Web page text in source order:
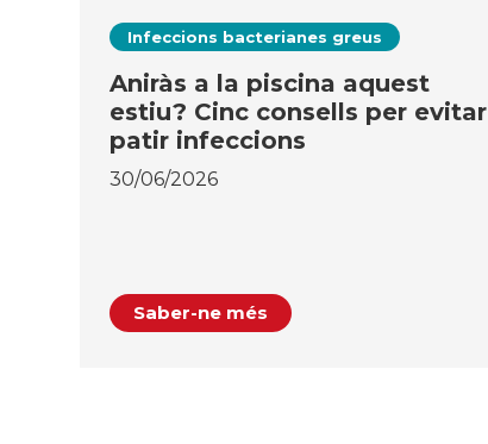
Infeccions bacterianes greus
Aniràs a la piscina aquest
estiu? Cinc consells per evitar
patir infeccions
30/06/2026
Saber-ne més